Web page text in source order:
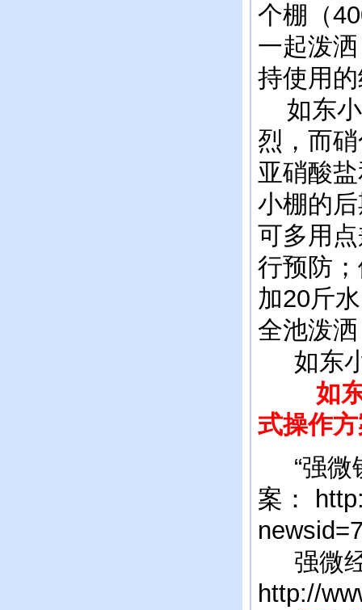
个棚（
一起泼
持使用
如东小
烈，而
亚硝酸
小棚的
可多用
行预防
加20斤
全池泼
如东小
如
式操作
“强微
案：
强微经
http://